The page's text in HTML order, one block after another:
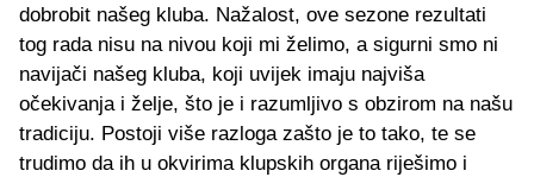
dobrobit našeg kluba. Nažalost, ove sezone rezultati
tog rada nisu na nivou koji mi želimo, a sigurni smo ni
navijači našeg kluba, koji uvijek imaju najviša
očekivanja i želje, što je i razumljivo s obzirom na našu
tradiciju. Postoji više razloga zašto je to tako, te se
trudimo da ih u okvirima klupskih organa riješimo i